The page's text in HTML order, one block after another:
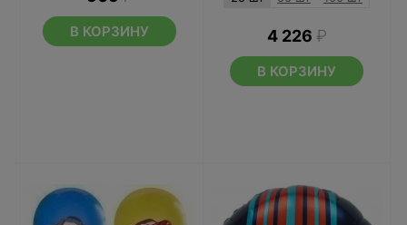
В КОРЗИНУ 4 226 ₽
В КОРЗИНУ